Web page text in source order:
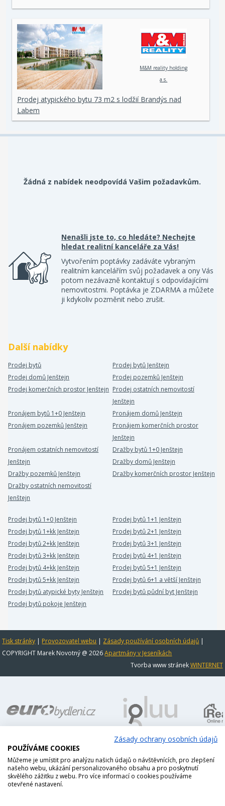
M&M reality holding
a.s.
Prodej atypického bytu 73 m2 s lodžií Brandýs nad
Labem
Žádná z nabídek neodpovídá Vašim požadavkům.
Nenašli jste to, co hledáte? Nechejte
hledat realitní kanceláře za Vás!
Vytvořením poptávky zadáváte vybraným
realitním kancelářím svůj požadavek a ony Vás
potom nezávazně kontaktují s odpovídajícími
nemovitostmi. Poptávka je ZDARMA a můžete
ji kdykoliv pozměnit nebo zrušit.
Další nabídky
Prodej bytů
Prodej bytů Jenštejn
Prodej domů Jenštejn
Prodej pozemků Jenštejn
Prodej komerčních prostor Jenštejn Prodej ostatních nemovitostí
Jenštejn
Pronájem bytů 1+0 Jenštejn
Pronájem domů Jenštejn
Pronájem pozemků Jenštejn
Pronájem komerčních prostor
Jenštejn
Pronájem ostatních nemovitostí
Jenštejn
Dražby bytů 1+0 Jenštejn
Dražby domů Jenštejn
Dražby pozemků Jenštejn
Dražby komerčních prostor Jenštejn
Dražby ostatních nemovitostí
Jenštejn
Prodej bytů 1+0 Jenštejn
Prodej bytů 1+1 Jenštejn
Prodej bytů 1+kk Jenštejn
Prodej bytů 2+1 Jenštejn
Prodej bytů 2+kk Jenštejn
Prodej bytů 3+1 Jenštejn
Prodej bytů 3+kk Jenštejn
Prodej bytů 4+1 Jenštejn
Prodej bytů 4+kk Jenštejn
Prodej bytů 5+1 Jenštejn
Prodej bytů 5+kk Jenštejn
Prodej bytů 6+1 a větší Jenštejn
Prodej bytů atypické byty Jenštejn
Prodej bytů půdní byt Jenštejn
Prodej bytů pokoje Jenštejn
Tisk stránky | Provozovatel webu | Zásady používání osobních údajů |
COPYRIGHT Marek Novotný @ 2026Apartmány v Jeseníkách
Tvorba www stránekWINTERNET
Zásady ochrany osobních údajů
POUŽÍVÁME COOKIES
Můžeme je umístit pro analýzu našich údajů o návštěvnících, pro zlepšení
našeho webu, ukázání personalizovaného obsahu a pro poskytnutí
skvělého zážitku z webu. Pro více informací o cookies používáme
otevřené nastavení.